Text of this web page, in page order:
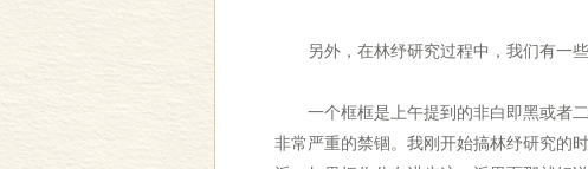
另外，在林纾研究过程中，我们有一些
一个框框是上午提到的非白即黑或者二
非常严重的禁锢。我刚开始搞林纾研究的